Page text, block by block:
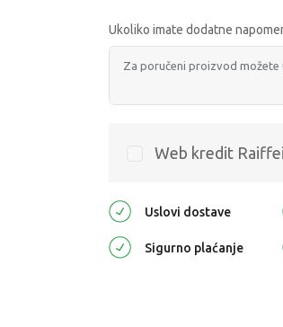
Ukoliko imate dodatne
Web kredit
Uslovi dostave
Sigurno plaćanje